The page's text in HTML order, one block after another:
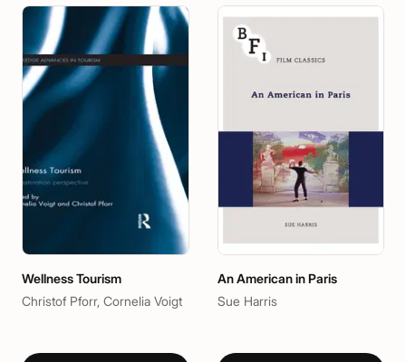
Wellness Tourism
Christof Pforr, Cornelia Voigt
An American in Paris
Sue Harris